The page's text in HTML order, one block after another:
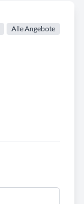
Alle Angebote